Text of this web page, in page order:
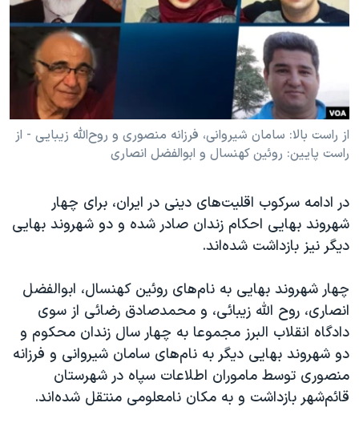
فرهنگ و زندگی
حقوق شهروندی
اقتصادی
علم و فناوری
اسرائیل در جنگ
گالری عکس
مستندها
انتخابات ریاست جمهوری آمریکا ۲۰۲۴
حمله جمهوری اسلامی به اسرائیل
رمز مهسا
ورزش زنان در ایران
اعتراضات زن، زندگی، آزادی
تریبونال مردمی آبان ۹۸
دادگاه حمید نوری
قانون شفافیت دارائی کادر رهبری ایران
اعتراضات مردمی آبان ۹۸
اسرائیل در جنگ
نرگس محمدی برنده جایزه نوبل صلح
دنبال کنید
زبانهای مختلف
از راست بالا: سامان شیروانی، فرزانه منصوری و روح‌الله زیبایی - از
راست پایین: روئین کهنسال و ابوالفضل انصاری
در ادامه سرکوب اقلیت‌های دینی در ایران، برای چهار
شهروند بهایی احکام زندان صادر شده و دو شهروند بهایی
دیگر نیز بازداشت شده‌اند.
چهار شهروند بهایی به نام‌های روئین کهنسال، ابوالفضل
انصاری، روح الله زیبائی، و محمدصادق رضائی از سوی
دادگاه انقلاب البرز مجموعا به چهار سال زندان محکوم و
دو شهروند بهایی دیگر به نام‌های سامان شیروانی و فرزانه
منصوری توسط ماموران اطلاعات سپاه در شهرستان
قائم‌شهر بازداشت و به مکان نامعلومی منتقل شده‌اند.